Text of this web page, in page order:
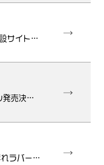
アルジャーノンプロダクト＜25周年特設サイト＞公開！
『どこでもいっしょ』きゃらぷくシール発売決定！
【勝利の女神：NIKKE】NIKKE つままれラバーキーホルダーが新たに登場！